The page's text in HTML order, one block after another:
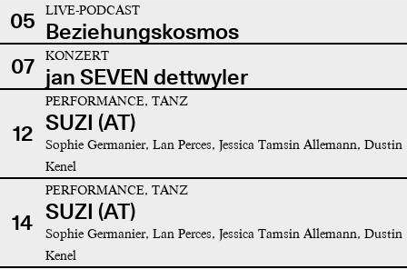
05 LIVE-PODCAST
Beziehungskosmos
07
KONZERT
jan SEVEN dettwyler
12
PERFORMANCE, TANZ
SUZI (AT)
Sophie Germanier, Lan Perces, Jessica Tamsin Allemann, Dustin
Kenel
14
PERFORMANCE, TANZ
SUZI (AT)
Sophie Germanier, Lan Perces, Jessica Tamsin Allemann, Dustin
Kenel